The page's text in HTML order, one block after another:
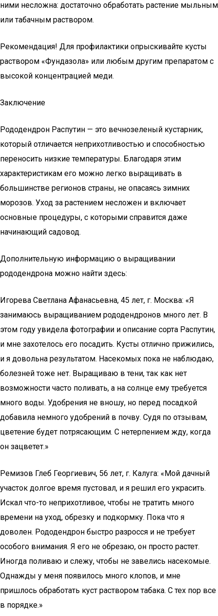
ними несложна: достаточно обработать растение мыльным
или табачным раствором.
Рекомендация! Для профилактики опрыскивайте кусты
раствором «Фундазола» или любым другим препаратом с
высокой концентрацией меди.
Заключение
Рододендрон Распутин — это вечнозеленый кустарник,
который отличается неприхотливостью и способностью
переносить низкие температуры. Благодаря этим
характеристикам его можно легко выращивать в
большинстве регионов страны, не опасаясь зимних
морозов. Уход за растением несложен и включает
основные процедуры, с которыми справится даже
начинающий садовод.
Дополнительную информацию о выращивании
рододендрона можно найти здесь:
Игорева Светлана Афанасьевна, 45 лет, г. Москва: «Я
занимаюсь выращиванием рододендронов много лет. В
этом году увидела фотографии и описание сорта Распутин,
и мне захотелось его посадить. Кусты отлично прижились,
и я довольна результатом. Насекомых пока не наблюдаю,
болезней тоже нет. Выращиваю в тени, так как нет
возможности часто поливать, а на солнце ему требуется
много воды. Удобрения не вношу, но перед посадкой
добавила немного удобрений в почву. Судя по отзывам,
цветение будет потрясающим. С нетерпением жду, когда
он зацветет.»
Ремизов Глеб Георгиевич, 56 лет, г. Калуга: «Мой дачный
участок долгое время пустовал, и я решил его украсить.
Искал что-то неприхотливое, чтобы не тратить много
времени на уход, обрезку и подкормку. Пока что я
доволен. Рододендрон быстро разросся и не требует
особого внимания. Я его не обрезаю, он просто растет.
Иногда поливаю и слежу, чтобы не завелись насекомые.
Однажды у меня появилось много клопов, и мне
пришлось обработать куст раствором табака. С тех пор все
в порядке.»